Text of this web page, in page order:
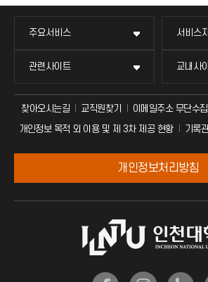
주요서비스 서비스
관련사이트 교내사
찾아오시는길 교직원찾기 이메일주소 무단수
개인정보 목적 외 이용 및 제 3차 제공 현황
기록
개인정보처리방침